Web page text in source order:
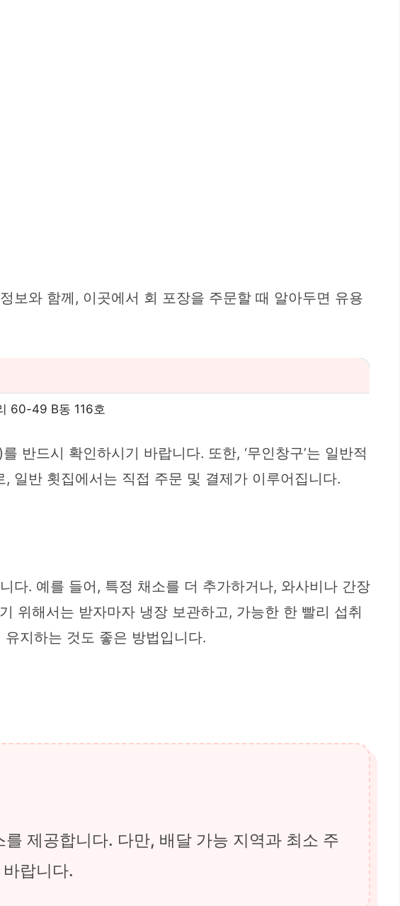
보와 함께, 이곳에서 회 포장을 주문할 때 알아두면 유용
60-49 B동 116호
반드시 확인하시기 바랍니다. 또한, ‘무인창구’는 일반적
일반 횟집에서는 직접 주문 및 결제가 이루어집니다.
다. 예를 들어, 특정 채소를 더 추가하거나, 와사비나 간장
위해서는 받자마자 냉장 보관하고, 가능한 한 빨리 섭취
지하는 것도 좋은 방법입니다.
제공합니다. 다만, 배달 가능 지역과 최소 주
랍니다.